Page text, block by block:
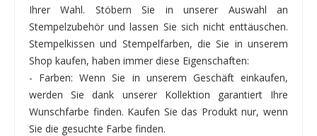
Ihrer Wahl. Stöbern Sie in unserer Auswahl an
Stempelzubehör und lassen Sie sich nicht enttäuschen.
Stempelkissen und Stempelfarben, die Sie in unserem
Shop kaufen, haben immer diese Eigenschaften:
- Farben: Wenn Sie in unserem Geschäft einkaufen,
werden Sie dank unserer Kollektion garantiert Ihre
Wunschfarbe finden. Kaufen Sie das Produkt nur, wenn
Sie die gesuchte Farbe finden.